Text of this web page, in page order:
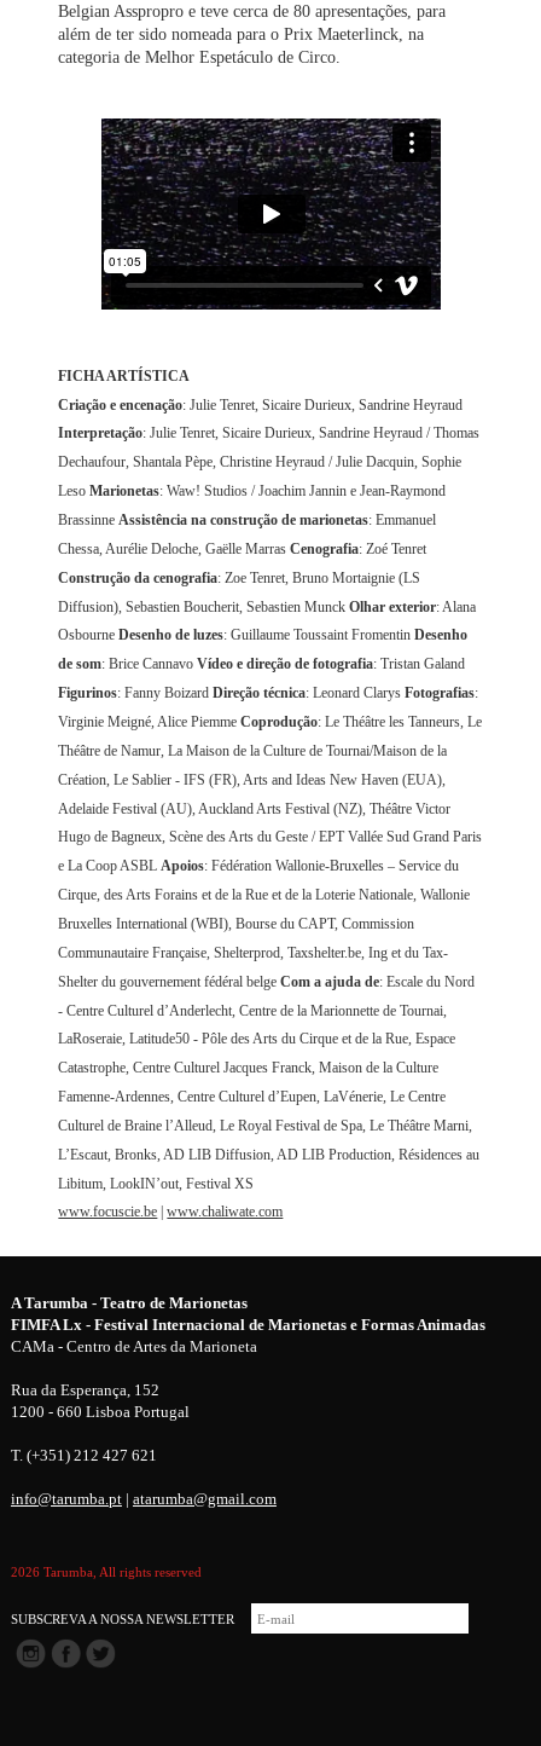
Belgian Asspropro e teve cerca de 80 apresentações, para
além de ter sido nomeada para o Prix Maeterlinck, na
categoria de Melhor Espetáculo de Circo.
FICHA ARTÍSTICA
Criação e encenação: Julie Tenret, Sicaire Durieux, Sandrine Heyraud
Interpretação: Julie Tenret, Sicaire Durieux, Sandrine Heyraud / Thomas
Dechaufour, Shantala Pèpe, Christine Heyraud / Julie Dacquin, Sophie
LesoMarionetas: Waw! Studios / Joachim Jannin e Jean-Raymond
BrassinneAssistência na construção de marionetas: Emmanuel
Chessa, Aurélie Deloche, Gaëlle MarrasCenografia: Zoé Tenret
Construção da cenografia: Zoe Tenret, Bruno Mortaignie (LS
Diffusion), Sebastien Boucherit, Sebastien MunckOlhar exterior: Alana
OsbourneDesenho de luzes: Guillaume Toussaint FromentinDesenho
de som: Brice CannavoVídeo e direção de fotografia: Tristan Galand
Figurinos: Fanny BoizardDireção técnica: Leonard ClarysFotografias:
Virginie Meigné, Alice PiemmeCoprodução: Le Théâtre les Tanneurs, Le
Théâtre de Namur, La Maison de la Culture de Tournai/Maison de la
Création, Le Sablier - IFS (FR), Arts and Ideas New Haven (EUA),
Adelaide Festival (AU), Auckland Arts Festival (NZ), Théâtre Victor
Hugo de Bagneux, Scène des Arts du Geste / EPT Vallée Sud Grand Paris
e La Coop ASBLApoios: Fédération Wallonie-Bruxelles – Service du
Cirque, des Arts Forains et de la Rue et de la Loterie Nationale, Wallonie
Bruxelles International (WBI), Bourse du CAPT, Commission
Communautaire Française, Shelterprod, Taxshelter.be, Ing et du Tax-
Shelter du gouvernement fédéral belgeCom a ajuda de: Escale du Nord
- Centre Culturel d’Anderlecht, Centre de la Marionnette de Tournai,
LaRoseraie, Latitude50 - Pôle des Arts du Cirque et de la Rue, Espace
Catastrophe, Centre Culturel Jacques Franck, Maison de la Culture
Famenne-Ardennes, Centre Culturel d’Eupen, LaVénerie, Le Centre
Culturel de Braine l’Alleud, Le Royal Festival de Spa, Le Théâtre Marni,
L’Escaut, Bronks, AD LIB Diffusion, AD LIB Production, Résidences au
Libitum, LookIN’out, Festival XS
www.focuscie.be |www.chaliwate.com
A Tarumba - Teatro de Marionetas
FIMFA Lx - Festival Internacional de Marionetas e Formas Animadas
CAMa - Centro de Artes da Marioneta
Rua da Esperança, 152
1200 - 660 Lisboa Portugal
T. (+351) 212 427 621
info@tarumba.pt| atarumba@gmail.com
2026 Tarumba, All rights reserved
SUBSCREVA A NOSSA NEWSLETTER